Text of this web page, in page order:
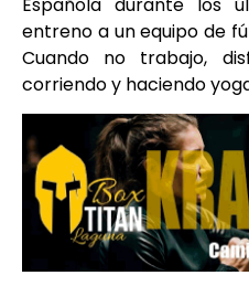
entreno a un equipo de
Cuando no trabajo,
corriendo y haciendo